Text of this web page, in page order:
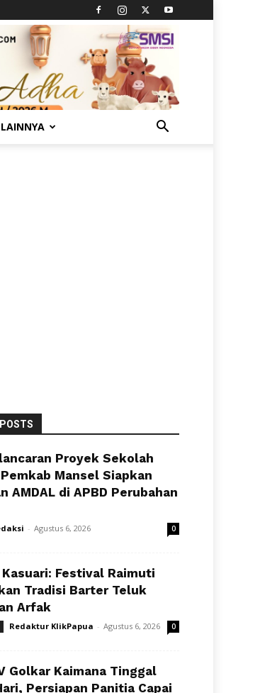
LAINNYA
Proyek Sekolah
Mansel Siapkan
AMDAL di APBD Perubahan
- Agustus 6, 2026 0
Kasuari: Festival Raimuti
Tradisi Barter Teluk
Arfak
Redaktur KlikPapua - Agustus 6, 2026 0
Golkar Kaimana Tinggal
Persiapan Panitia Capai